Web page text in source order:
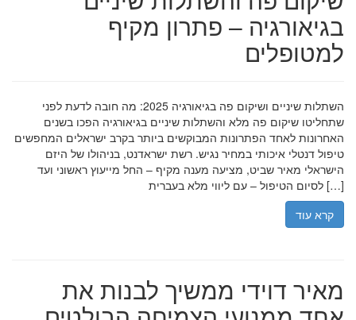
בגיאורגיה – פתרון מקיף
למטופלים
השתלות שיניים ושיקום פה בגיאורגיה 2025: מה חובה לדעת לפני
שתחליטו שיקום פה מלא והשתלות שיניים בגיאורגיה הפכו בשנים
האחרונות לאחד הפתרונות המבוקשים ביותר בקרב ישראלים המחפשים
טיפול דנטלי איכותי במחיר נגיש. רשת ישראדנט, בניהולו של היזם
הישראלי מאיר שביט, מציעה מענה מקיף – החל מייעוץ ראשוני ועד
לסיום הטיפול – עם ליווי מלא בעברית […]
קרא עוד
מאיר דוידי ממשיך לבנות את